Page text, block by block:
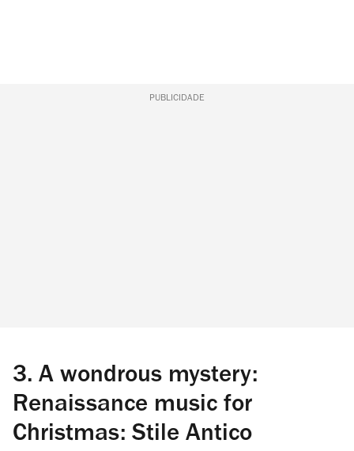
PUBLICIDADE
3. A wondrous mystery:
Renaissance music for
Christmas: Stile Antico